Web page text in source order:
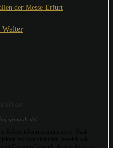
der Messe Erfurt
grounds.de/